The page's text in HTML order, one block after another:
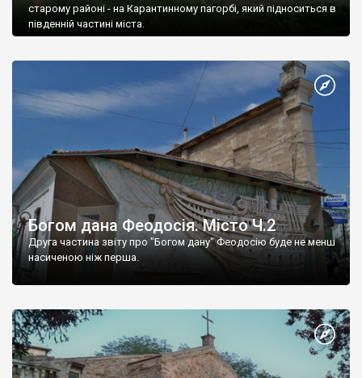
старому районі - на Карантинному пагорбі, який підноситься в
південній частині міста.
Богом дана Феодосія. Місто Ч.2
Друга частина звіту про "Богом дану" Феодосію буде не менш
насиченою ніж перша.